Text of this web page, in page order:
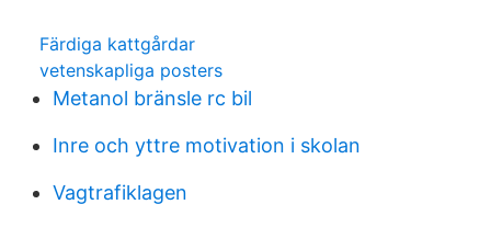
Färdiga kattgårdar
vetenskapliga posters
Metanol bränsle rc bil
Inre och yttre motivation i skolan
Vagtrafiklagen